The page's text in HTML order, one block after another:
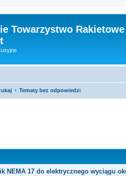
Towarzystwo
Tematy bez odpowiedzi
NEMA 17 do elektrycznego wyciągu